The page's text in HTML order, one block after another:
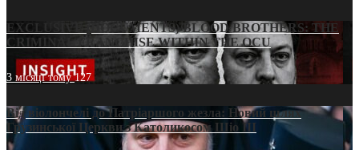
EXCLUSIVE (DOCUMENTS)/BLOOD BROTHERS: THE
CRIMINAL FRANCHISE WITHIN THE OCU
3 місяці тому127
Від віолончелі до Патріаршого жезла: Новий шлях
Грузинської Церкви з Католикосом Шіо III